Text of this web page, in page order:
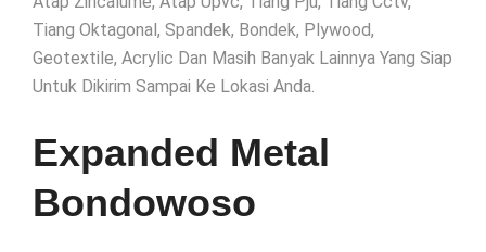
Tiang Oktagonal, Spandek, Bondek, Plywood,
Geotextile, Acrylic Dan Masih Banyak Lainnya Yang Siap
Untuk Dikirim Sampai Ke Lokasi Anda.
Expanded Metal
Bondowoso